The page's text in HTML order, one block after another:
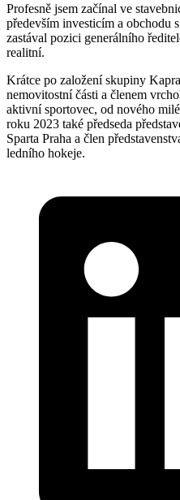
Profesně jsem začínal ve
především investicím a obchodu
zastával pozici generálního
realitní.
Krátce po založení skupiny
nemovitostní části a členem
aktivní sportovec, od nového
roku 2023 také předseda
Sparta Praha a člen
ledního hokeje.